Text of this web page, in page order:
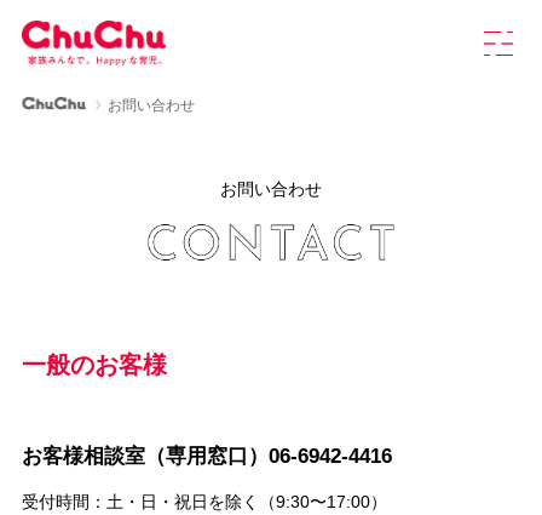
ロ
よくあるご質問
お知らせ
ChuChu公式サイトお問い合わせ
お問い合わせ
一般のお客様
お客様相談室（専用窓口）06-6942-4416
受付時間：土・日・祝日を除く（9:30〜17:00）